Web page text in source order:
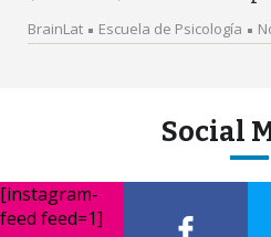
BrainLat Escuela de Psicología
Social
[instagram-
feed feed=1]